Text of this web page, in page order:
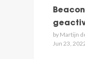
by Martijn
Jun 23,